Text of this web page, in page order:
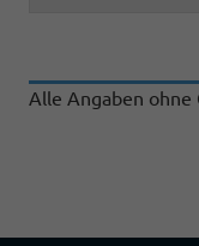
Alle Angaben ohne